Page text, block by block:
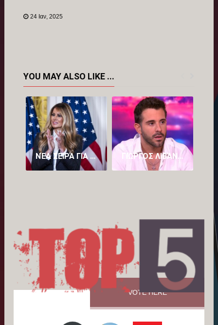
24 Ιαν, 2025
YOU MAY ALSO LIKE ...
ΝΈΑ ΣΕΙΡΆ ΓΙΑ ΤΗ ΜΕΛΆΝΙΑ ΤΡΑΜΠ ΜΕΤΆ ΤΟ ΑΜΦΙΛΕΓΌΜΕΝΟ ΝΤΟΚΙΜΑΝΤΈΡ «MELANIA» (VID) ΓΙΏΡΓΟΣ ΛΙΒΆΝΗΣ: Ο ΚΑΖΑΝΤΖΊΔΗΣ ΚΥΛΆΕΙ ΜΈΣΑ ΜΟΥ, ΈΧΩ ΤΟΝ ΠΑΤΈΡΑ ΜΟΥ ΚΑΙ ΤΟΝ ΣΤΈΛΙΟ
VOTE HERE